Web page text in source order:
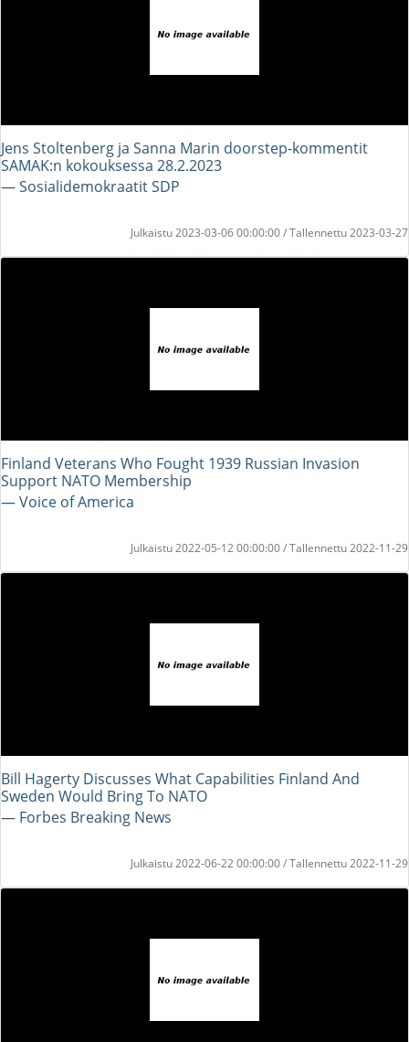
Jens Stoltenberg ja Sanna Marin doorstep-kommentit
SAMAK:n kokouksessa 28.2.2023
― Sosialidemokraatit SDP
Julkaistu 2023-03-06 00:00:00 / Tallennettu 2023-03-27
Finland Veterans Who Fought 1939 Russian Invasion
Support NATO Membership
― Voice of America
Julkaistu 2022-05-12 00:00:00 / Tallennettu 2022-11-29
Bill Hagerty Discusses What Capabilities Finland And
Sweden Would Bring To NATO
― Forbes Breaking News
Julkaistu 2022-06-22 00:00:00 / Tallennettu 2022-11-29